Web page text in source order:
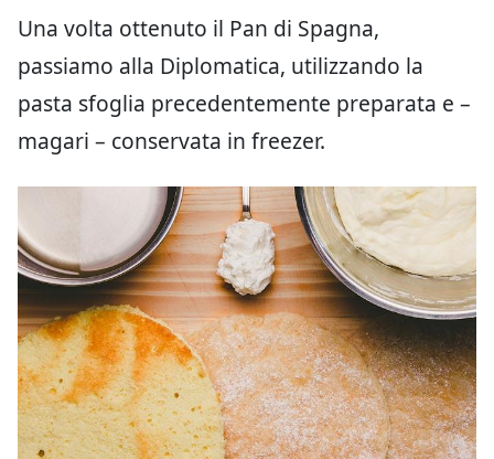
Una volta ottenuto il Pan di Spagna,
passiamo alla Diplomatica, utilizzando la
pasta sfoglia precedentemente preparata e –
magari – conservata in freezer.